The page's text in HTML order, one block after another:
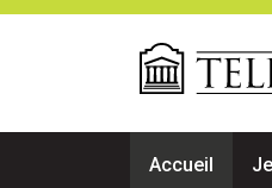
Passer au contenu principal
Accueil